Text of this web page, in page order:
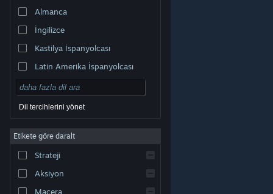
markalar, ABD ve diğer ülkelerde ilgili sahiplerinin
Erişilebilirlik |
Çerezler
Almanca
İngilizce
Kastilya İspanyolcası
Latin Amerika İspanyolcası
Dil tercihlerini yönet
Etikete göre daralt
Strateji
Aksiyon
Macera